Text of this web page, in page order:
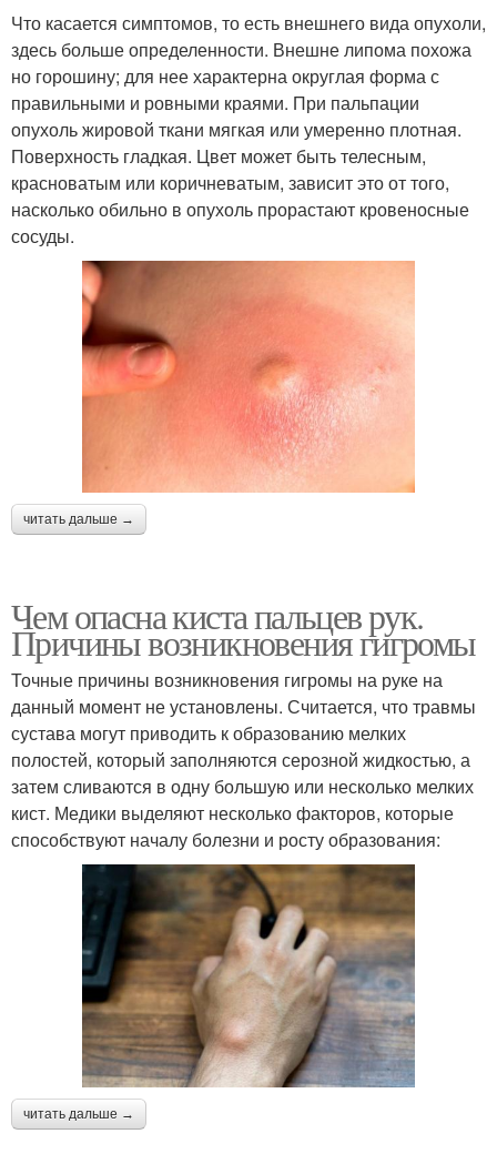
Что касается симптомов, то есть внешнего вида опухоли,
здесь больше определенности. Внешне липома похожа
но горошину; для нее характерна округлая форма с
правильными и ровными краями. При пальпации
опухоль жировой ткани мягкая или умеренно плотная.
Поверхность гладкая. Цвет может быть телесным,
красноватым или коричневатым, зависит это от того,
насколько обильно в опухоль прорастают кровеносные
сосуды.
читать дальше →
Чем опасна киста пальцев рук.
Причины возникновения гигромы
Точные причины возникновения гигромы на руке на
данный момент не установлены. Считается, что травмы
сустава могут приводить к образованию мелких
полостей, который заполняются серозной жидкостью, а
затем сливаются в одну большую или несколько мелких
кист. Медики выделяют несколько факторов, которые
способствуют началу болезни и росту образования:
читать дальше →